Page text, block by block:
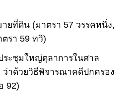
ยที่ดิน (มาตรา 57 วรรคหนึ่ง,
รา 59 ทวิ)
ระชุมใหญ่ตุลาการในศาล
ว่าด้วยวิธีพิจารณาคดีปกครอง
92)